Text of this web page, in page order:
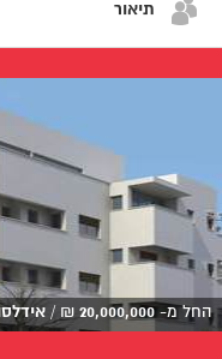
תיאור
החל מ- 20,000,000
₪
/ אידלסון 15 - תל אביב -